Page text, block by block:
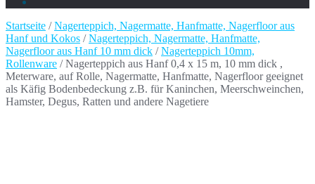
Startseite /Nagerteppich, Nagermatte, Hanfmatte, Nagerfloor aus
Hanf und Kokos /Nagerteppich, Nagermatte, Hanfmatte,
Nagerfloor aus Hanf 10 mm dick /Nagerteppich 10mm,
Rollenware / Nagerteppich aus Hanf 0,4 x 15 m, 10 mm dick ,
Meterware, auf Rolle, Nagermatte, Hanfmatte, Nagerfloor geeignet
als Käfig Bodenbedeckung z.B. für Kaninchen, Meerschweinchen,
Hamster, Degus, Ratten und andere Nagetiere